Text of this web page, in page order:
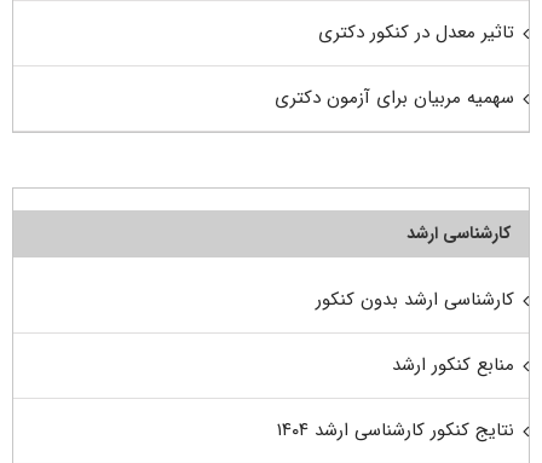
تاثیر معدل در کنکور دکتری
سهمیه مربیان برای آزمون دکتری
کارشناسی ارشد
کارشناسی ارشد بدون کنکور
منابع کنکور ارشد
نتایج کنکور کارشناسی ارشد ۱۴۰۴